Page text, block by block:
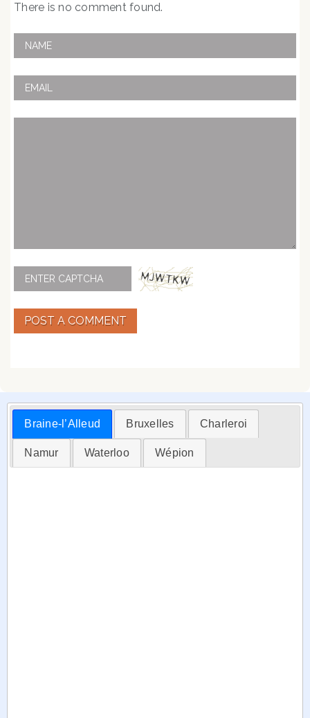
There is no comment found.
POST A COMMENT
Braine-l’Alleud Bruxelles Charleroi
Namur Waterloo Wépion